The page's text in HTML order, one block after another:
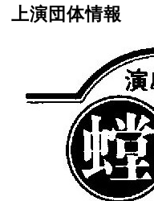
上演団体情報